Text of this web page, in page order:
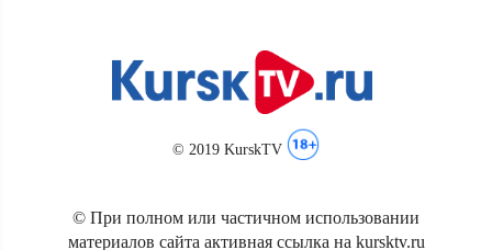
© 2019 KurskTV
© При полном или частичном использовании
материалов сайта активная ссылка на kursktv.ru